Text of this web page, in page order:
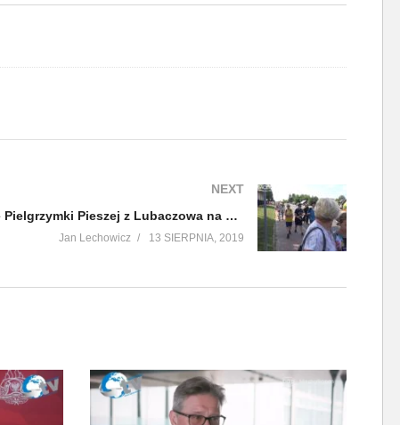
NEXT
Wyjście Pielgrzymki Pieszej z Lubaczowa na Jasną Górę
Jan Lechowicz 13 SIERPNIA, 2019